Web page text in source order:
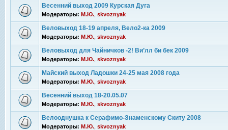
Весенний выход 2009 Курская Дуга
Модераторы: М.Ю. skvoznyak
Веловыход 18-19 апреля, Вело2-ка 2009
Модераторы: М.Ю. skvoznyak
Веловыход для Чайничков -2! Ви’лл би бек 2009
Модераторы: М.Ю. skvoznyak
Майский выход Ладошки 24-25 мая 2008 года
Модераторы: М.Ю. skvoznyak
Весенний выход 18-20.05.07
Модераторы: М.Ю. skvoznyak
Велооднушка к Серафимо-Знаменскому Скиту 2008
Модераторы: М.Ю. skvoznyak